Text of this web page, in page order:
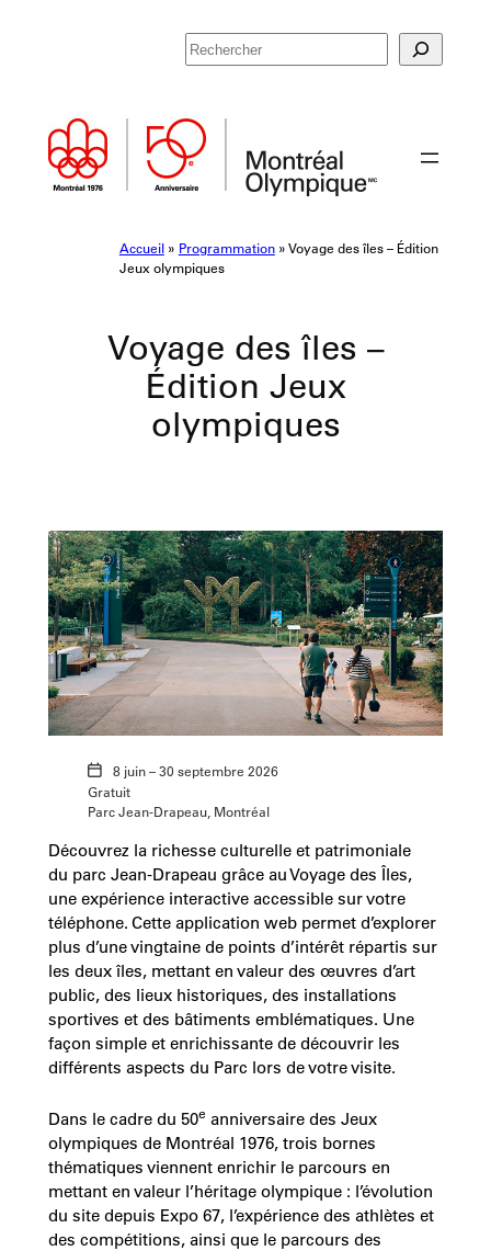
e
r
c
Accueil » Programmation» Voyage des îles – Édition
Jeux olympiques
Voyage des îles –
Édition Jeux
olympiques
8 juin – 30 septembre 2026
Gratuit
Parc Jean-Drapeau, Montréal
Découvrez la richesse culturelle et patrimoniale
du parc Jean-Drapeau grâce au Voyage des Îles,
une expérience interactive accessible sur votre
téléphone. Cette application web permet d’explorer
plus d’une vingtaine de points d’intérêt répartis sur
les deux îles, mettant en valeur des œuvres d’art
public, des lieux historiques, des installations
sportives et des bâtiments emblématiques. Une
façon simple et enrichissante de découvrir les
différents aspects du Parc lors de votre visite.
Dans le cadre du 50e anniversaire des Jeux
olympiques de Montréal 1976, trois bornes
thématiques viennent enrichir le parcours en
mettant en valeur l’héritage olympique : l’évolution
du site depuis Expo 67, l’expérience des athlètes et
des compétitions, ainsi que le parcours des